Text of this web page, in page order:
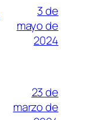
3 de
mayo de
2024
23 de
marzo de